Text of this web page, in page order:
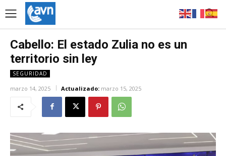
Cabello: El estado Zulia no es un
territorio sin ley
SEGURIDAD
marzo 14, 2025 Actualizado: marzo 15, 2025